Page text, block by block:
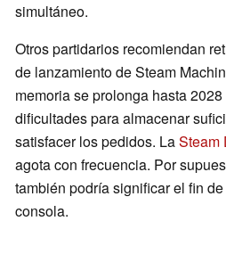
simultáneo.
Otros partidarios recomiendan
de lanzamiento de Steam
memoria se prolonga hasta
dificultades para almacenar
satisfacer los pedidos. LaSteam
agota con frecuencia. Por
también podría significar el fin
consola.